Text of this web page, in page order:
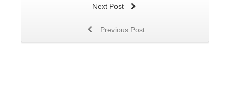
Next Post
Previous Post